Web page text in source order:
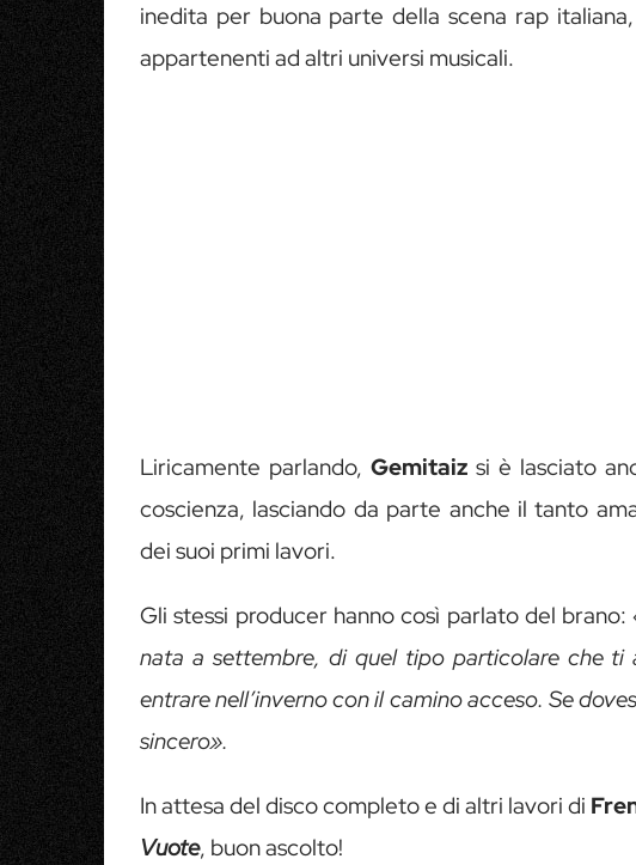
inedita per buona parte della scena rap
appartenenti ad altri universi musicali.
Liricamente parlando, Gemitaiz si è lasciato
coscienza, lasciando da parte anche il tanto
dei suoi primi lavori.
Gli stessi producer hanno così parlato del brano:
nata a settembre, di quel tipo particolare che ti
entrare nell’inverno con il camino acceso. Se
sincero».
In attesa del disco completo e di altri lavori di
Vuote, buon ascolto!